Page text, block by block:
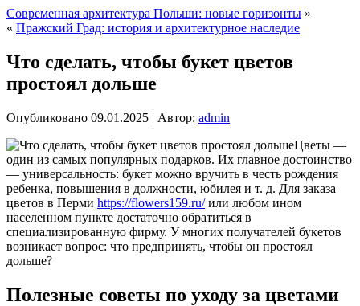
Современная архитектура Польши: новые горизонты »
« Пражский Град: история и архитектурное наследие
Что сделать, чтобы букет цветов
простоял дольше
Опубликовано 09.01.2025 | Автор: admin
Цветы —
один из самых популярных подарков. Их главное достоинство
— универсальность: букет можно вручить в честь рождения
ребенка, повышения в должности, юбилея и т. д. Для заказа
цветов в Перми https://flowers159.ru/или любом ином
населенном пункте достаточно обратиться в
специализированную фирму. У многих получателей букетов
возникает вопрос: что предпринять, чтобы он простоял
дольше?
Полезные советы по уходу за цветами